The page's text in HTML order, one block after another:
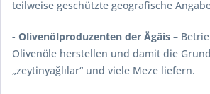
teilweise geschützte geografische
- Olivenölproduzenten der Ägäis –
Olivenöle herstellen und damit die
„zeytinyağlılar“ und viele Meze liefern.